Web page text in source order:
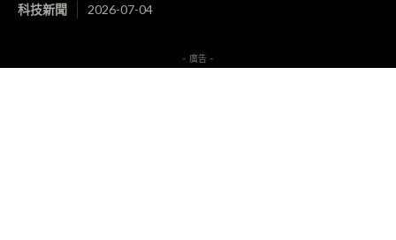
科技新聞 2026-07-04
- 廣告 -